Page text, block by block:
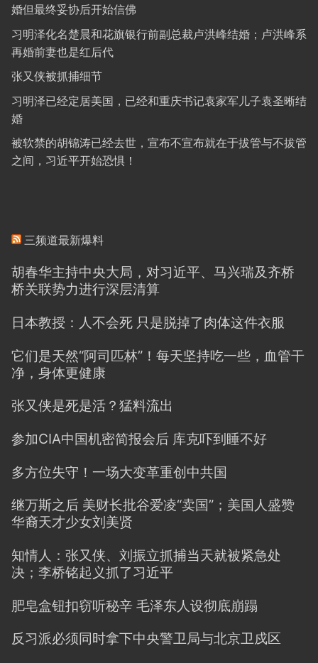
婚但最终妥协后开始信佛
习明泽化名楚晨和花旗银行前副总裁卢洪峰结婚；卢洪峰系
再婚前妻也是红后代
张又侠被抓捕细节
习明泽已经定居美国，已经和重庆书记袁家军儿子袁圣晰结
婚
被软禁的胡锦涛已经去世，宣布不宣布就在于拔管与不拔管
之间，习近平开始恐惧！
三频道最新爆料
胡春华主持中央大局，对习近平、马兴瑞及齐桥
桥关联势力进行深层清算
日本教授：人不会死 只是脱掉了肉体这件衣服
它们是天然“阿司匹林”！每天坚持吃一些，血管干
净，身体更健康
张又侠是死是活？猛料流出
参加CIA中国机密简报会后 库克吓到睡不好
多方位失守！一场大变革重创中共国
继万斯之后 美财长批谷爱凌“卖国”；美国人盛赞
华裔天才少女刘美贤
知情人：张又侠、刘振立抓捕当天就被紧急处
决；李桥铭起义抓了习近平
肥皂盒钮扣窃听秘辛 毛泽东人设彻底崩蹋
反习派必须同时拿下中央警卫局与北京卫戍区